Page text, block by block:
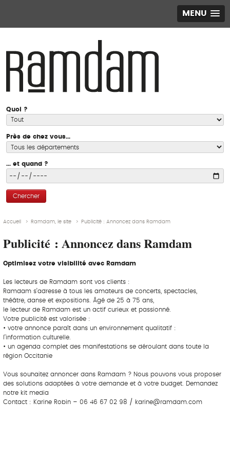
MENU
Quoi ?
Près de chez vous...
... et quand ?
Chercher
Accueil > Ramdam, le site > Publicité : Annoncez dans Ramdam
Publicité : Annoncez dans Ramdam
Optimisez votre visibilité avec Ramdam
Les lecteurs de Ramdam sont vos clients :
Ramdam s’adresse à tous les amateurs de concerts, spectacles,
théâtre, danse et expositions. Âgé de 25 à 75 ans,
le lecteur de Ramdam est un actif curieux et passionné.
Votre publicité est valorisée :
• votre annonce paraît dans un environnement qualitatif :
l’information culturelle.
• un agenda complet des manifestations se déroulant dans toute la
région Occitanie
Vous souhaitez annoncer dans Ramdam ? Nous pouvons vous proposer
des solutions adaptées à votre demande et à votre budget. Demandez
notre kit media
Contact : Karine Robin – 06 46 67 02 98 / karine@ramdam.com